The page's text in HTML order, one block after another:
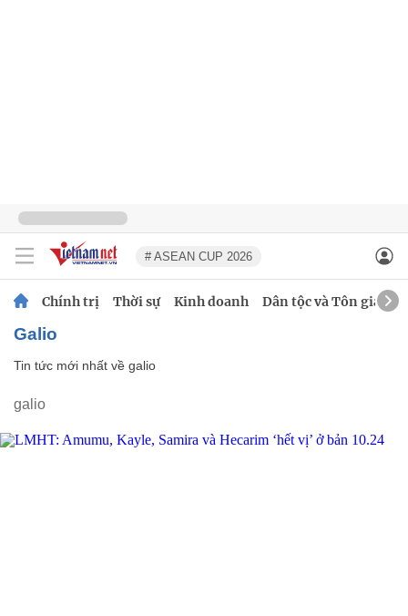
# ASEAN CUP 2026
Chính trị Thời sự Kinh doanh Dân tộc và Tôn giáo
galio
Tin tức mới nhất về galio
galio